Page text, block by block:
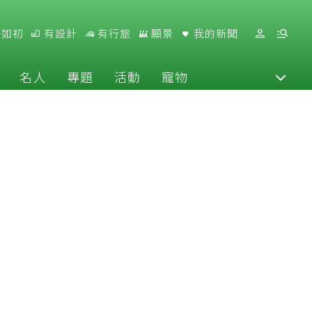
初 有設計 有行旅 願景 我的新聞
名人 專題 活動 寵物